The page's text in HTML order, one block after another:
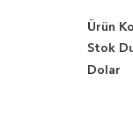
Ürün
Stok
Dolar